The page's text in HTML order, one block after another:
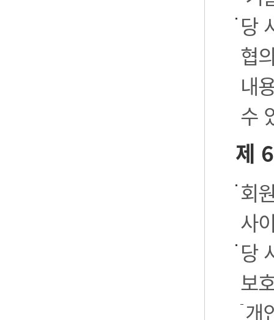
당
협
내
수
제
회
사
당
보
개